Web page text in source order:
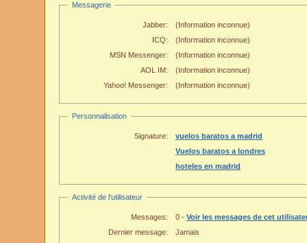
Messagerie
Jabber:
(Information inconnue)
ICQ:
(Information inconnue)
MSN Messenger:
(Information inconnue)
AOL IM:
(Information inconnue)
Yahoo! Messenger:
(Information inconnue)
Personnalisation
Signature:
vuelos baratos a madrid
Vuelos baratos a londres
hoteles en madrid
Activité de l'utilisateur
Messages: 0 - Voir les messages de cet
Dernier message:
Jamais